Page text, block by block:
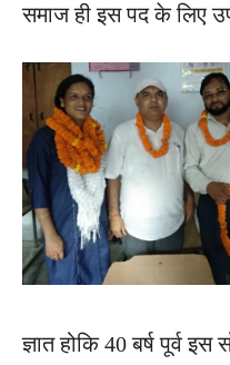
समाज ही इस पद के लिए
ज्ञात होकि 40 बर्ष पूर्व